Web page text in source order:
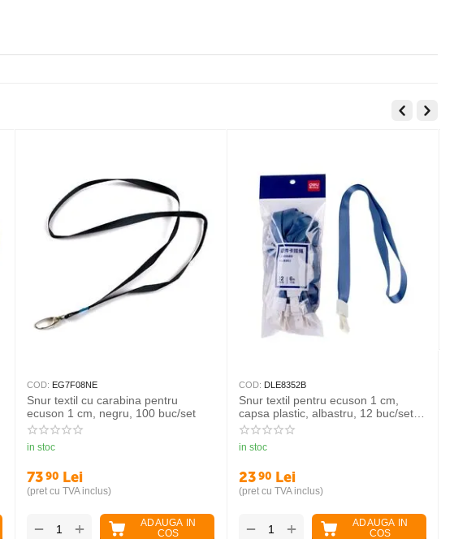
COD: EG7F08NE
Snur textil cu carabina pentru
ecuson 1 cm, negru, 100 buc/set
in stoc
7390 Lei
(pret cu TVA inclus)
ADAUGA IN
COS
+
−
COD: DLE8352B
Snur textil pentru ecuson 1 cm,
capsa plastic, albastru, 12 buc/set,
DELI
in stoc
2390 Lei
(pret cu TVA inclus)
ADAUGA IN
COS
+
−